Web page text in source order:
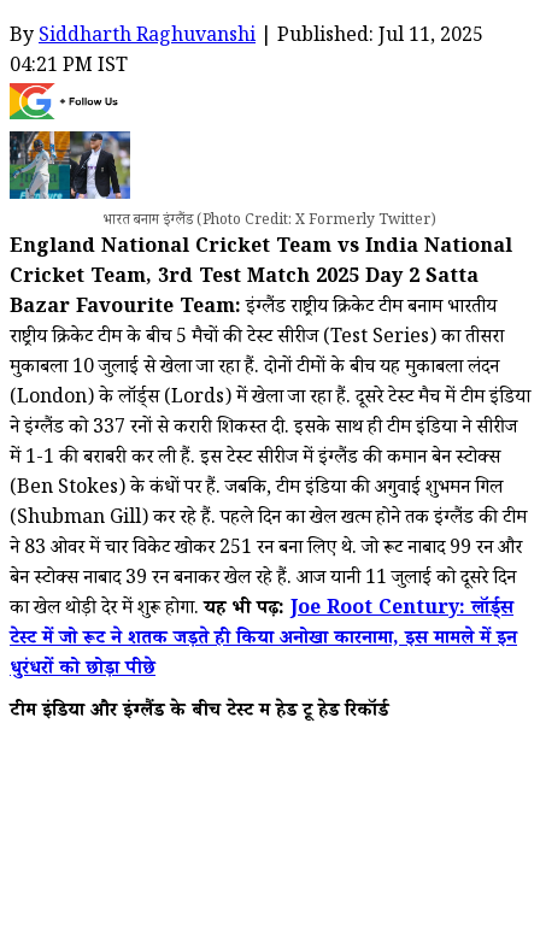
BySiddharth Raghuvanshi | Published: Jul 11, 2025
04:21 PM IST
भारत बनाम इंग्लैंड (Photo Credit: X Formerly Twitter)
England National Cricket Team vs India National
Cricket Team, 3rd Test Match 2025 Day 2 Satta
Bazar Favourite Team:इंग्लैंड राष्ट्रीय क्रिकेट टीम बनाम भारतीय
राष्ट्रीय क्रिकेट टीम के बीच 5 मैचों की टेस्ट सीरीज (Test Series) का तीसरा
मुकाबला 10 जुलाई से खेला जा रहा हैं. दोनों टीमों के बीच यह मुकाबला लंदन
(London) के लॉर्ड्स (Lords) में खेला जा रहा हैं. दूसरे टेस्ट मैच में टीम इंडिया
ने इंग्लैंड को 337 रनों से करारी शिकस्त दी. इसके साथ ही टीम इंडिया ने सीरीज
में 1-1 की बराबरी कर ली हैं. इस टेस्ट सीरीज में इंग्लैंड की कमान बेन स्टोक्स
(Ben Stokes) के कंधों पर हैं. जबकि, टीम इंडिया की अगुवाई शुभमन गिल
(Shubman Gill) कर रहे हैं. पहले दिन का खेल खत्म होने तक इंग्लैंड की टीम
ने 83 ओवर में चार विकेट खोकर 251 रन बना लिए थे. जो रूट नाबाद 99 रन और
बेन स्टोक्स नाबाद 39 रन बनाकर खेल रहे हैं. आज यानी 11 जुलाई को दूसरे दिन
का खेल थोड़ी देर में शुरू होगा.यह भी पढ़ें:Joe Root Century: लॉर्ड्स
टेस्ट में जो रूट ने शतक जड़ते ही किया अनोखा कारनामा, इस मामले में इन
धुरंधरों को छोड़ा पीछे
टीम इंडिया और इंग्लैंड के बीच टेस्ट में हेड टू हेड रिकॉर्ड